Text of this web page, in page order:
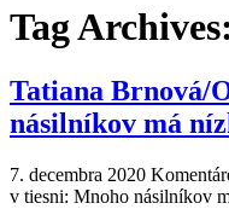
Tag Archives:
Tatiana Brnová/
násilníkov má
7. decembra 2020
v tiesni: Mnoho násilníkov